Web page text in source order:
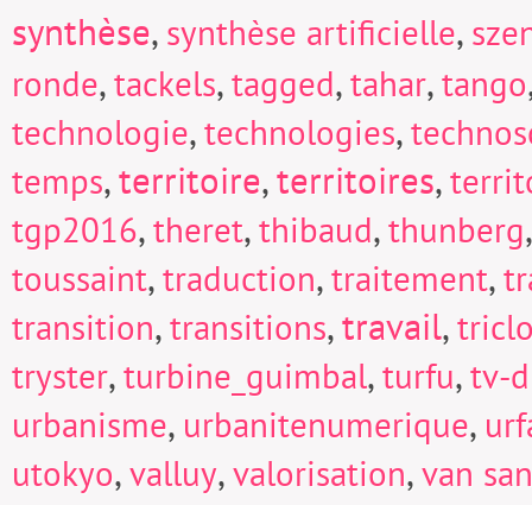
synthèse, synthèse artificielle,
ronde,tackels,tagged,tahar,tango
technologie,technologies,
temps,territoire,territoires,
tgp2016,theret,thibaud,thunberg
toussaint,traduction,traitement,
transition,transitions,travail,
tryster,turbine_guimbal,turfu,tv-
urbanisme, urbanitenumerique,
utokyo,valluy,valorisation,van